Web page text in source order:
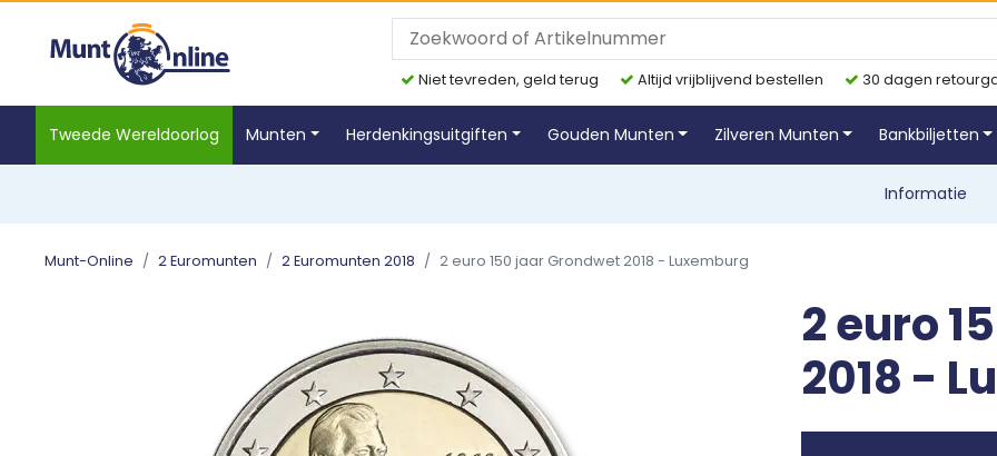
Niet tevreden, geld terug Altijd vrijblijvend bestellen 30 dagen
Tweede Wereldoorlog Munten Herdenkingsuitgiften Gouden Munten Zilveren Munten Bankbiljetten
Informatie
Munt-Online 2 Euromunten 2 Euromunten 2018 2 euro 150 jaar Grondwet 2018 - Luxemburg
2 euro
2018 -